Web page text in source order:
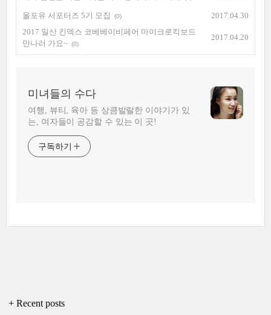
올포유 서포터즈 5기 모집 (0)
2017.04.30
2017 일산 킨덱스 코베베이비페어 마이크로킥보드
만나러 가요~ (0)
2017.04.20
미녀들의 수다
여행, 뷰티, 육아 등 상큼발랄한 이야기가 있
는, 여자들이 공감할 수 있는 이 곳!
구독하기
+ Recent posts